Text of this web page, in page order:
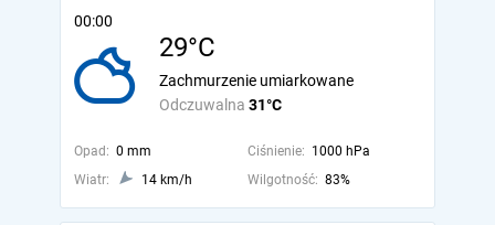
00:00
29°C
Odczuwalna 31°C
Zachmurzenie umiarkowane
Opad: 0 mm Ciśnienie: 1000 hPa
Wiatr:
14 km/h Wilgotność: 83%